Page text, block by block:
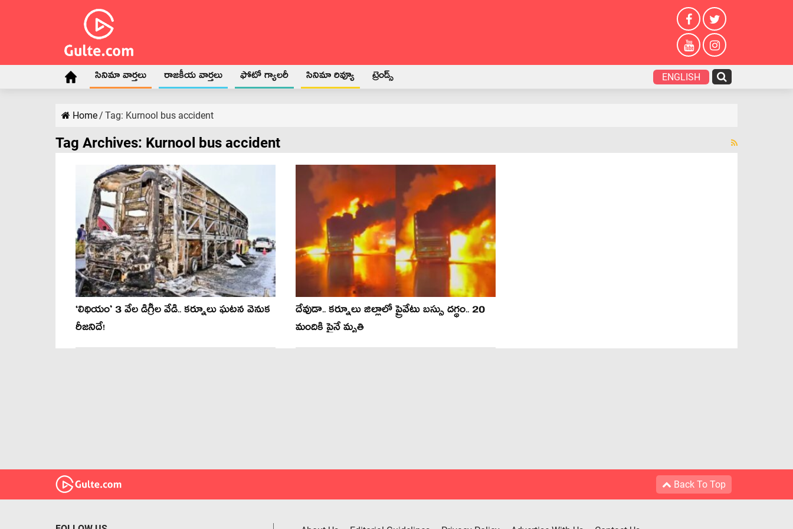
సినిమా వార్తలు రాజకీయ వార్తలు ఫోటో గ్యాలరీ సినిమా రివ్యూ ట్రెండ్స్ ENGLISH
Home/ Tag: Kurnool bus accident
Tag Archives: Kurnool bus accident
‘లిథియం’ 3 వేల డిగ్రీల వేడి.. క‌ర్నూలు ఘ‌ట‌న‌ వెనుక
రీజ‌నిదే!
దేవుడా.. కర్నూలు జిల్లాలో ప్రైవేటు బస్సు దగ్థం.. 20
మందికి పైనే మృతి
Back To Top